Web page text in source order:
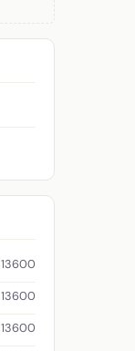
13600
13600
13600